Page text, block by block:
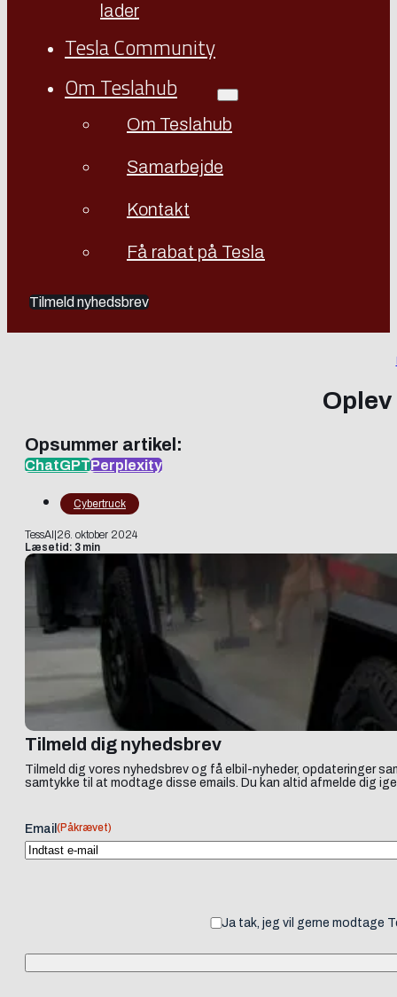
lader
Tesla Community
Om Teslahub
Om Teslahub
Samarbejde
Kontakt
Få rabat på Tesla
Tilmeld nyhedsbrev
Opsummer artikel:
ChatGPTPerplexity
Cybertruck
TessAI 26. oktober 2024
Læsetid: 3 min
Tilmeld dig nyhedsbrev
Tilmeld dig vores nyhedsbrev og få elbil-nyheder, opdateringer
samtykke til at modtage disse emails. Du kan altid afmelde dig
Email (Påkrævet)
Ja tak, jeg vil gerne modtage